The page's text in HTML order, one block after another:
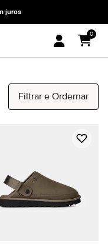
juros
0
Filtrar e Ordernar